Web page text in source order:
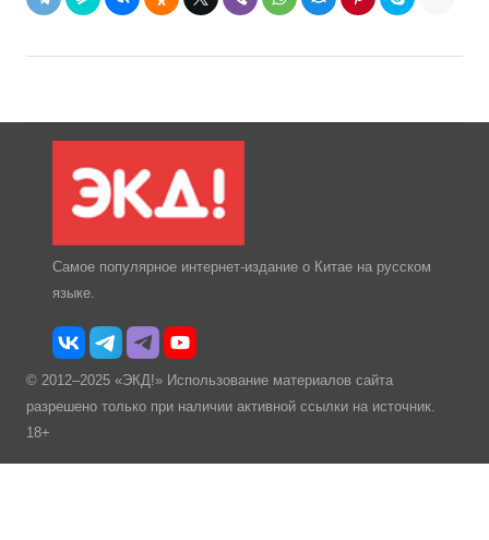
Самое популярное интернет-издание о Китае на русском
языке.
© 2012–2025 «ЭКД!» Использование материалов сайта
разрешено только при наличии активной ссылки на источник.
18+